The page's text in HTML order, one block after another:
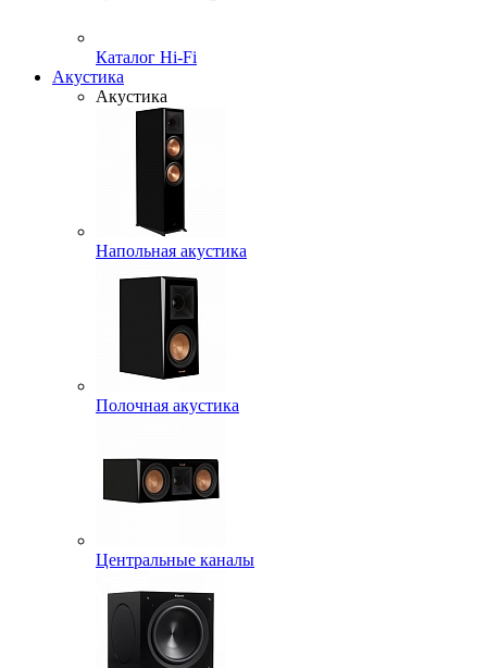
Каталог Hi-Fi
Акустика
Акустика
Напольная акустика
Полочная акустика
Центральные каналы